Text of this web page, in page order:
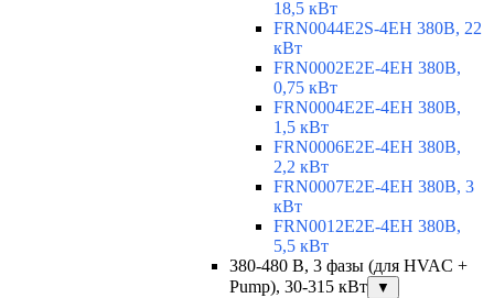
18,5 кВт
FRN0044E2S-4EH 380В, 22
кВт
FRN0002E2E-4EH 380В,
0,75 кВт
FRN0004E2E-4EH 380В,
1,5 кВт
FRN0006E2E-4EH 380В,
2,2 кВт
FRN0007E2E-4EH 380В, 3
кВт
FRN0012E2E-4EH 380В,
5,5 кВт
380-480 В, 3 фазы (для HVAC +
Pump), 30-315 кВт
▼